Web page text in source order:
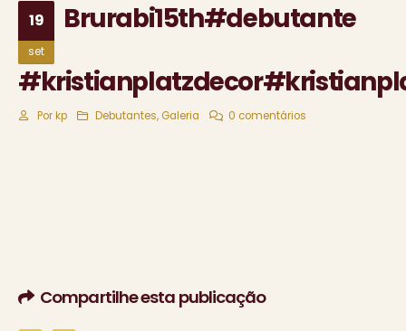
19
set
Brurabi15th#debutante
Por kp Debutantes, Galeria 0 comentários
Compartilhe esta publicação